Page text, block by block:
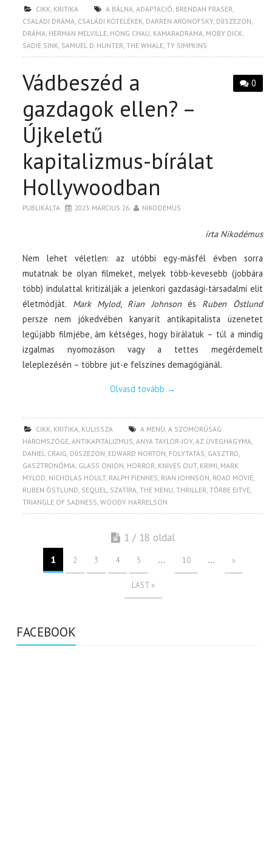
CIKK KRITIKA A BÁLNA ,ADAPTÁCIÓ BRENDAN FRASER
CSALÁDI DRÁMA CSALÁDI KÖTELÉKEK DARREN ARONOFSKY, DÍJSZEZON
DRÁMA HERMAN MELVILLE HONG CHAU KAMARADRÁMA MOBY DICK
SADIE SINK SAMUEL D. HUNTER ,THE WHALE ,TY SIMPKINS
0
Vádbeszéd a
gazdagok ellen? –
Újkeletű
kapitalizmus-bírálat
Hollywoodban
PUBLIKÁLTA 2023. MÁRCIUS 26. NIKODEMUS
írta Nikodémus
Nem lehet véletlen: az utóbbi egy-másfél évben sorra
mutatnak be olyan filmeket, melyek több-kevesebb (jobbára
több) indulattal kritizálják a jelenkori gazdasági-társadalmi elit
életmódját. Mark Mylod, Rian Johnsonés Ruben Östlund
persze nem jókedvében kanyarít antikapitalista üzenetet
legújabb filmjébe, ám kétséges, hogy bírálatuk – túl a mindig
izgalmas nyomozáson vagy a tettes megérdemelt
leleplezésén – többre jut-e felszínes demagógiánál.
Olvasd tovább →
CIKK KRITIKA KULISSZA A MENÜ ,A SZOMORÚSÁG
HÁROMSZÖGE ,ANTIKAPITALIZMUS ,ANYA TAYLOR-JOY,AZ ÜVEGHAGYMA
DANIEL CRAIG DÍJSZEZON EDWARD NORTON FOLYTATÁS GASZTRO
GASZTRONÓMIA GLASS ONION HORROR KNIVES OUT, KRIMI MARK
MYLOD NICHOLAS HOULT, RALPH FIENNES RIAN JOHNSON ROAD MOVIE
RUBEN ÖSTLUND SEQUEL SZATÍRA ,THE MENU ,THRILLER ,TŐRBE EJTVE
TRIANGLE OF SADNESS ,WOODY HARRELSON
1 / 18 oldal
1 2 3 4 5 ... 10 ... »
LAST »
FACEBOOK